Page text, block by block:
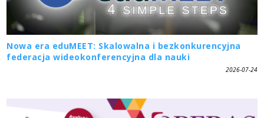
Nowa era eduMEET: Skalowalna i bezkonkurencyjna
federacja wideokonferencyjna dla nauki
2026-07-24